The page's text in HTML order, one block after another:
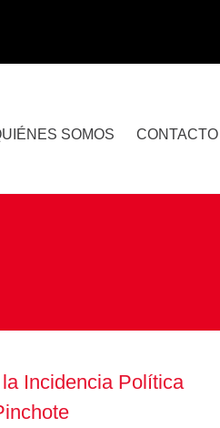
SOMOS CONTACTO
Incidencia Política